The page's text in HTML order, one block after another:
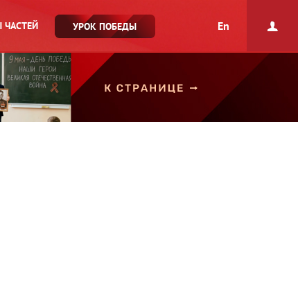
УРОК ПОБЕДЫ En